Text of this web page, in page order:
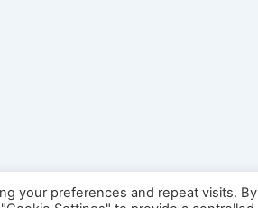
your preferences and repeat visits. By